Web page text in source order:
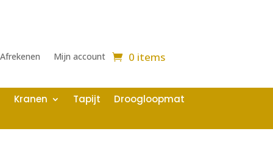
Afrekenen Mijn account 0 items
Kranen Tapijt Droogloopmat